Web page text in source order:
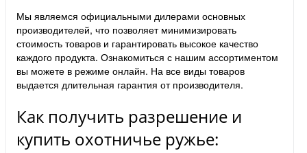
Мы являемся официальными дилерами основных
производителей, что позволяет минимизировать
стоимость товаров и гарантировать высокое качество
каждого продукта. Ознакомиться с нашим ассортиментом
вы можете в режиме онлайн. На все виды товаров
выдается длительная гарантия от производителя.
Как получить разрешение и
купить охотничье ружье: